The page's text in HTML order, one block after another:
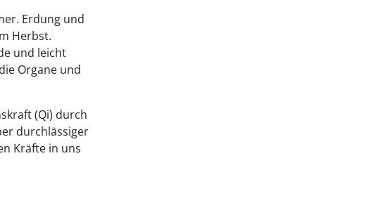
Erdung und
Herbst.
und leicht
Organe und
(Qi) durch
durchlässiger
Kräfte in uns